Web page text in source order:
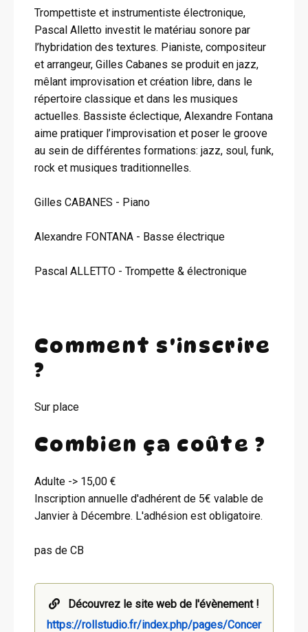
Trompettiste et instrumentiste électronique,
Pascal Alletto investit le matériau sonore par
l’hybridation des textures. Pianiste, compositeur
et arrangeur, Gilles Cabanes se produit en jazz,
mêlant improvisation et création libre, dans le
répertoire classique et dans les musiques
actuelles. Bassiste éclectique, Alexandre Fontana
aime pratiquer l’improvisation et poser le groove
au sein de différentes formations: jazz, soul, funk,
rock et musiques traditionnelles.
Gilles CABANES - Piano
Alexandre FONTANA - Basse électrique
Pascal ALLETTO - Trompette & électronique
Comment s'inscrire
?
Sur place
Combien ça coûte ?
Adulte -> 15,00 €
Inscription annuelle d'adhérent de 5€ valable de
Janvier à Décembre. L'adhésion est obligatoire.
pas de CB
Découvrez le site web de l'évènement !
https://rollstudio.fr/index.php/pages/Concer